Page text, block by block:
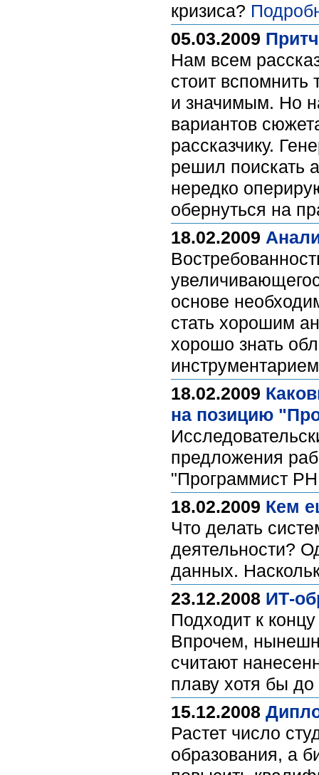
кризиса?
05.03.2009
Нам всем
стоит вспомнить
и значимым. Но
вариантов
рассказчику.
решил поискать
нередко
обернуться на
18.02.2009
основе
стать хорошим
хорошо знать
18.02.2009
на позицию
предложения
"Программист
18.02.2009 Кем
Что делать
деятельности?
данных.
23.12.2008 ИТ-
Подходит к
Впрочем,
считают
плаву хотя бы
15.12.2008
Растет число
образования, а